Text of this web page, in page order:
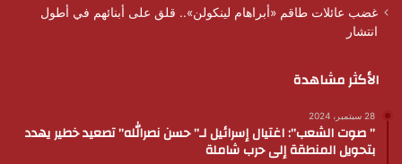
غضب عائلات طاقم «أبراهام لينكولن».. قلق على أبنائهم في أطول
انتشار
الأكثر مشاهدة
28 سبتمبر، 2024
” صوت الشعب”: اغتيال إسرائيل لـ” حسن نصرالله” تصعيد خطير يهدد
بتحويل المنطقة إلى حرب شاملة